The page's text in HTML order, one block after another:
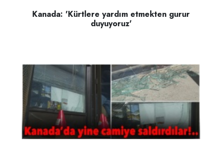
Kanada: 'Kürtlere yardım etmekten gurur
duyuyoruz'